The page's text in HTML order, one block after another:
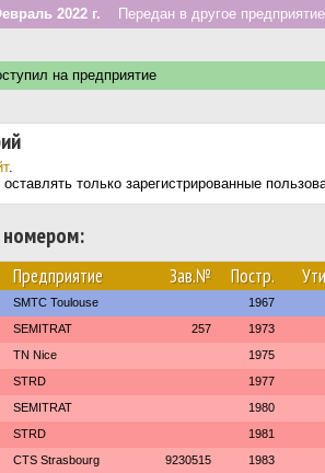
2022 г. Передан в другое
на предприятие
.
только зарегистрированные
номером:
Предприятие Зав.№ Постр.
SMTC Toulouse 1967
SEMITRAT 257 1973
TN Nice 1975
STRD 1977
SEMITRAT 1980
STRD 1981
CTS Strasbourg 9230515 1983